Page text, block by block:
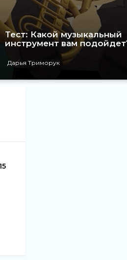
Тест: Какой музыкальный
инструмент вам
Дарья Триморук